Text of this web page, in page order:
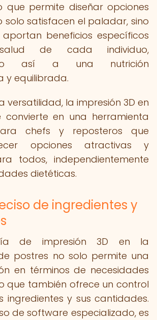
que permite diseñar opciones
solo satisfacen el paladar, sino
beneficios específicos
de cada individuo,
así a una nutrición
y equilibrada.
versatilidad, la impresión 3D en
convierte en una herramienta
chefs y reposteros que
opciones atractivas y
todos, independientemente
dietéticas.
de ingredientes y
de impresión 3D en la
postres no solo permite una
en términos de necesidades
que también ofrece un control
ingredientes y sus cantidades.
de software especializado, es